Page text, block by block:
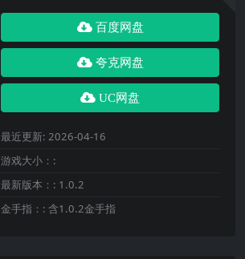
百度网盘
夸克网盘
UC网盘
最近更新: 2026-04-16
游戏大小：:
最新版本：: 1.0.2
金手指：: 含1.0.2金手指